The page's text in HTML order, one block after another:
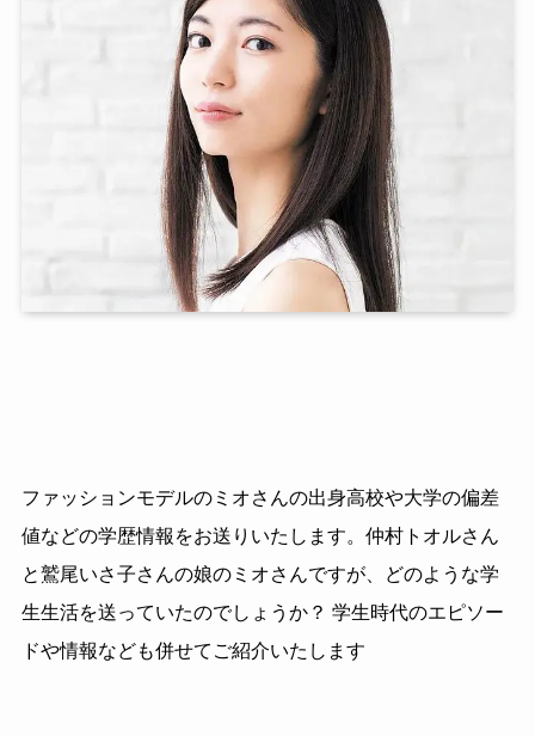
ファッションモデルのミオさんの出身高校や大学の偏差
値などの学歴情報をお送りいたします。仲村トオルさん
と鷲尾いさ子さんの娘のミオさんですが、どのような学
生生活を送っていたのでしょうか？ 学生時代のエピソー
ドや情報なども併せてご紹介いたします